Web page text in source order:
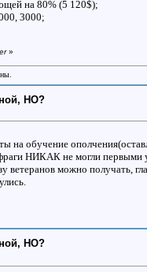
на 80% (5 120$);
3000;
»
НО?
на обучение
НИКАК не могли
ветеранов можно получать,
НО?